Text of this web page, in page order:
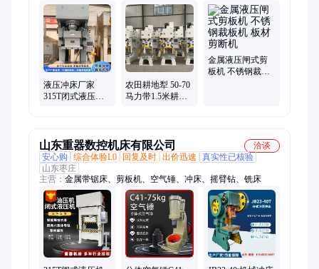
压机、薄板压缩成型机、冲孔压装成型机
液压冲床厂家
315T闭式液压机
农田耕地犁 50-70
马力带1.5米耕地
金属液压闸式剪
板机 不锈钢裁板
山东重器数控机床有限公司
洽谈
安心购
综合体验L0 回复及时 出价迅速
真实性已核验
山东枣庄
主营： 金属带锯床、剪板机、空气锤、冲床、摇臂钻、铣床